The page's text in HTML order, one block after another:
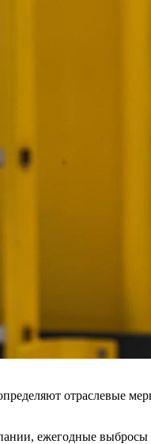
отраслевые
ежегодные выбросы